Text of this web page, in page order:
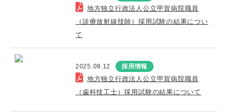
地方独立行政法人公立甲賀病院職員
（診療放射線技師）採用試験の結果につい
て
2025.09.12 採用情報
地方独立行政法人公立甲賀病院職員
（歯科技工士）採用試験の結果について